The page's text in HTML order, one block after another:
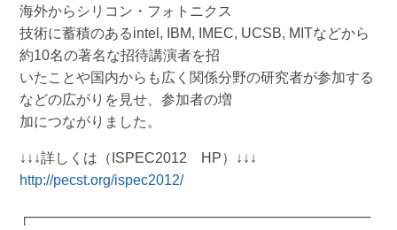
海外からシリコン・フォトニクス
技術に蓄積のあるintel, IBM, IMEC, UCSB, MITなどから
約10名の著名な招待講演者を招
いたことや国内からも広く関係分野の研究者が参加する
などの広がりを見せ、参加者の増
加につながりました。
↓↓↓詳しくは（ISPEC2012 HP）↓↓↓
http://pecst.org/ispec2012/
┌───────────────────────────────────